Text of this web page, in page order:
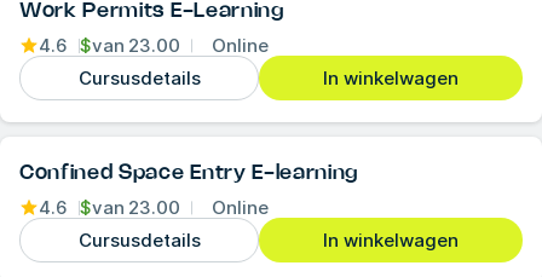
Work Permits E-Learning
4.6 $van 23.00
Online
Cursusdetails
In winkelwagen
Confined Space Entry E-learning
4.6 $van 23.00
Online
Cursusdetails
In winkelwagen